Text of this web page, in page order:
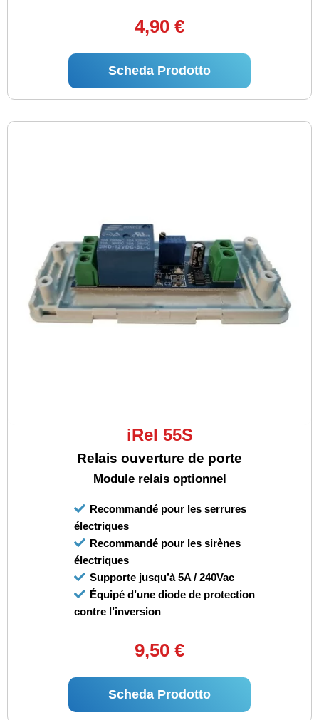
4,90 €
Scheda Prodotto
iRel 55S
Relais ouverture de porte
Module relais optionnel
Recommandé pour les serrures
électriques
Recommandé pour les sirènes
électriques
Supporte jusqu’à 5A / 240Vac
Équipé d’une diode de protection
contre l’inversion
9,50 €
Scheda Prodotto